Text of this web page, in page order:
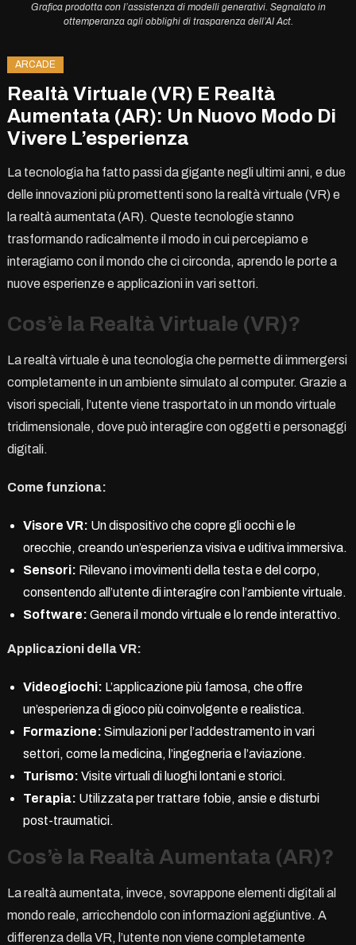
Grafica prodotta con l’assistenza di modelli generativi. Segnalato in
ottemperanza agli obblighi di trasparenza dell’AI Act.
ARCADE
Realtà Virtuale (VR) E Realtà
Aumentata (AR): Un Nuovo Modo Di
Vivere L’esperienza
La tecnologia ha fatto passi da gigante negli ultimi anni, e due
delle innovazioni più promettenti sono la realtà virtuale (VR) e
la realtà aumentata (AR). Queste tecnologie stanno
trasformando radicalmente il modo in cui percepiamo e
interagiamo con il mondo che ci circonda, aprendo le porte a
nuove esperienze e applicazioni in vari settori.
Cos’è la Realtà Virtuale (VR)?
La realtà virtuale è una tecnologia che permette di immergersi
completamente in un ambiente simulato al computer. Grazie a
visori speciali, l’utente viene trasportato in un mondo virtuale
tridimensionale, dove può interagire con oggetti e personaggi
digitali.
Come funziona:
Visore VR: Un dispositivo che copre gli occhi e le
orecchie, creando un’esperienza visiva e uditiva immersiva.
Sensori: Rilevano i movimenti della testa e del corpo,
consentendo all’utente di interagire con l’ambiente virtuale.
Software: Genera il mondo virtuale e lo rende interattivo.
Applicazioni della VR:
Videogiochi: L’applicazione più famosa, che offre
un’esperienza di gioco più coinvolgente e realistica.
Formazione: Simulazioni per l’addestramento in vari
settori, come la medicina, l’ingegneria e l’aviazione.
Turismo: Visite virtuali di luoghi lontani e storici.
Terapia: Utilizzata per trattare fobie, ansie e disturbi
post-traumatici.
Cos’è la Realtà Aumentata (AR)?
La realtà aumentata, invece, sovrappone elementi digitali al
mondo reale, arricchendolo con informazioni aggiuntive. A
differenza della VR, l’utente non viene completamente